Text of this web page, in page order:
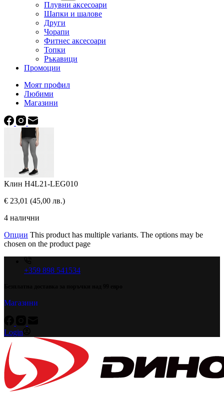
Плувни аксесоари
Шапки и шалове
Други
Чорапи
Фитнес аксесоари
Топки
Ръкавици
Промоции
Моят профил
Любими
Магазини
Клин H4L21-LEG010
€ 23,01 (45,00 лв.)
4 налични
Опции This product has multiple variants. The options may be
chosen on the product page
+359 898 541534
Магазини
Login